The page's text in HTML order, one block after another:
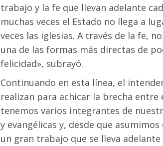
trabajo y la fe que llevan adelante
muchas veces el Estado no llega a
veces las iglesias. A través de la fe,
una de las formas más directas de
felicidad», subrayó.
Continuando en esta línea, el
realizan para achicar la brecha entre
tenemos varios integrantes de
y evangélicas y, desde que
un gran trabajo que se lleva